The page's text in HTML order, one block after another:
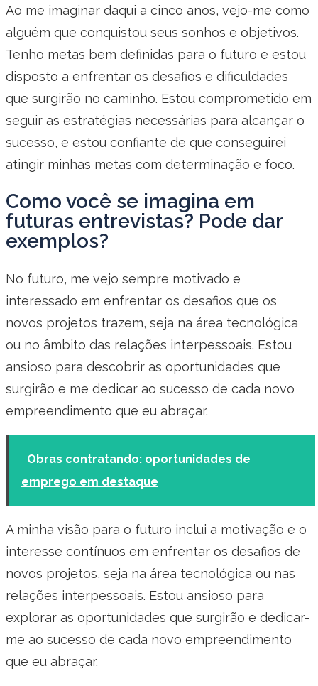
Ao me imaginar daqui a cinco anos, vejo-me como
alguém que conquistou seus sonhos e objetivos.
Tenho metas bem definidas para o futuro e estou
disposto a enfrentar os desafios e dificuldades
que surgirão no caminho. Estou comprometido em
seguir as estratégias necessárias para alcançar o
sucesso, e estou confiante de que conseguirei
atingir minhas metas com determinação e foco.
Como você se imagina em
futuras entrevistas? Pode dar
exemplos?
No futuro, me vejo sempre motivado e
interessado em enfrentar os desafios que os
novos projetos trazem, seja na área tecnológica
ou no âmbito das relações interpessoais. Estou
ansioso para descobrir as oportunidades que
surgirão e me dedicar ao sucesso de cada novo
empreendimento que eu abraçar.
Obras contratando: oportunidades de
emprego em destaque
A minha visão para o futuro inclui a motivação e o
interesse contínuos em enfrentar os desafios de
novos projetos, seja na área tecnológica ou nas
relações interpessoais. Estou ansioso para
explorar as oportunidades que surgirão e dedicar-
me ao sucesso de cada novo empreendimento
que eu abraçar.